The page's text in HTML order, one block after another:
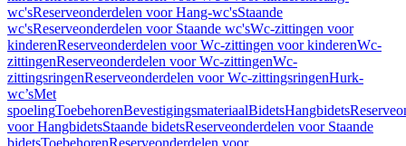
wc'sReserveonderdelen voor Hang-wc'sStaande
wc'sReserveonderdelen voor Staande wc'sWc-zittingen voor
kinderenReserveonderdelen voor Wc-zittingen voor kinderenWc-
zittingenReserveonderdelen voor Wc-zittingenWc-
zittingsringenReserveonderdelen voor Wc-zittingsringenHurk-
wc’sMet
spoelingToebehorenBevestigingsmateriaalBidetsHangbidets
voor HangbidetsStaande bidetsReserveonderdelen voor Staande
bidetsToebehorenReserveonderdelen voor